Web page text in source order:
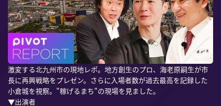
激変する北九州市の現地レポ。地方創生のプロ、海老原嗣生が市
長に再興戦略をプレゼン。さらに入場者数が過去最高を記録した
小倉城を視察。"稼げるまち"の現場を見ました。
▼出演者